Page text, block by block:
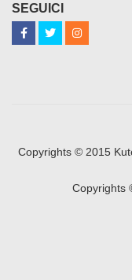
SEGUICI
Copyrights © 2015
Copyrights